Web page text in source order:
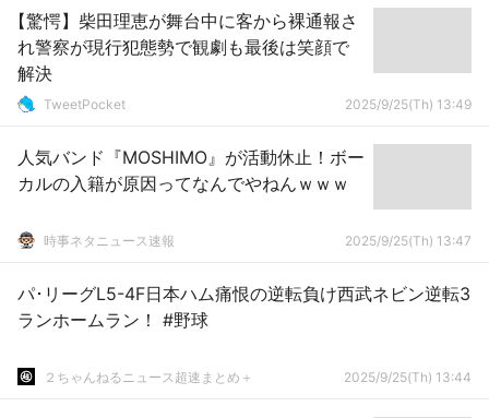
【驚愕】柴田理恵が舞台中に客から裸通報さ
れ警察が現行犯態勢で観劇も最後は笑顔で
解決
TweetPocket 2025/9/25(Th) 13:49
人気バンド『MOSHIMO』が活動休止！ボー
カルの入籍が原因ってなんでやねんｗｗｗ
時事ネタニュース速報 2025/9/25(Th) 13:47
パ･リーグL5-4F日本ハム痛恨の逆転負け西武ネビン逆転3
ランホームラン！ #野球
２ちゃんねるニュース超速まとめ＋ 2025/9/25(Th) 13:44